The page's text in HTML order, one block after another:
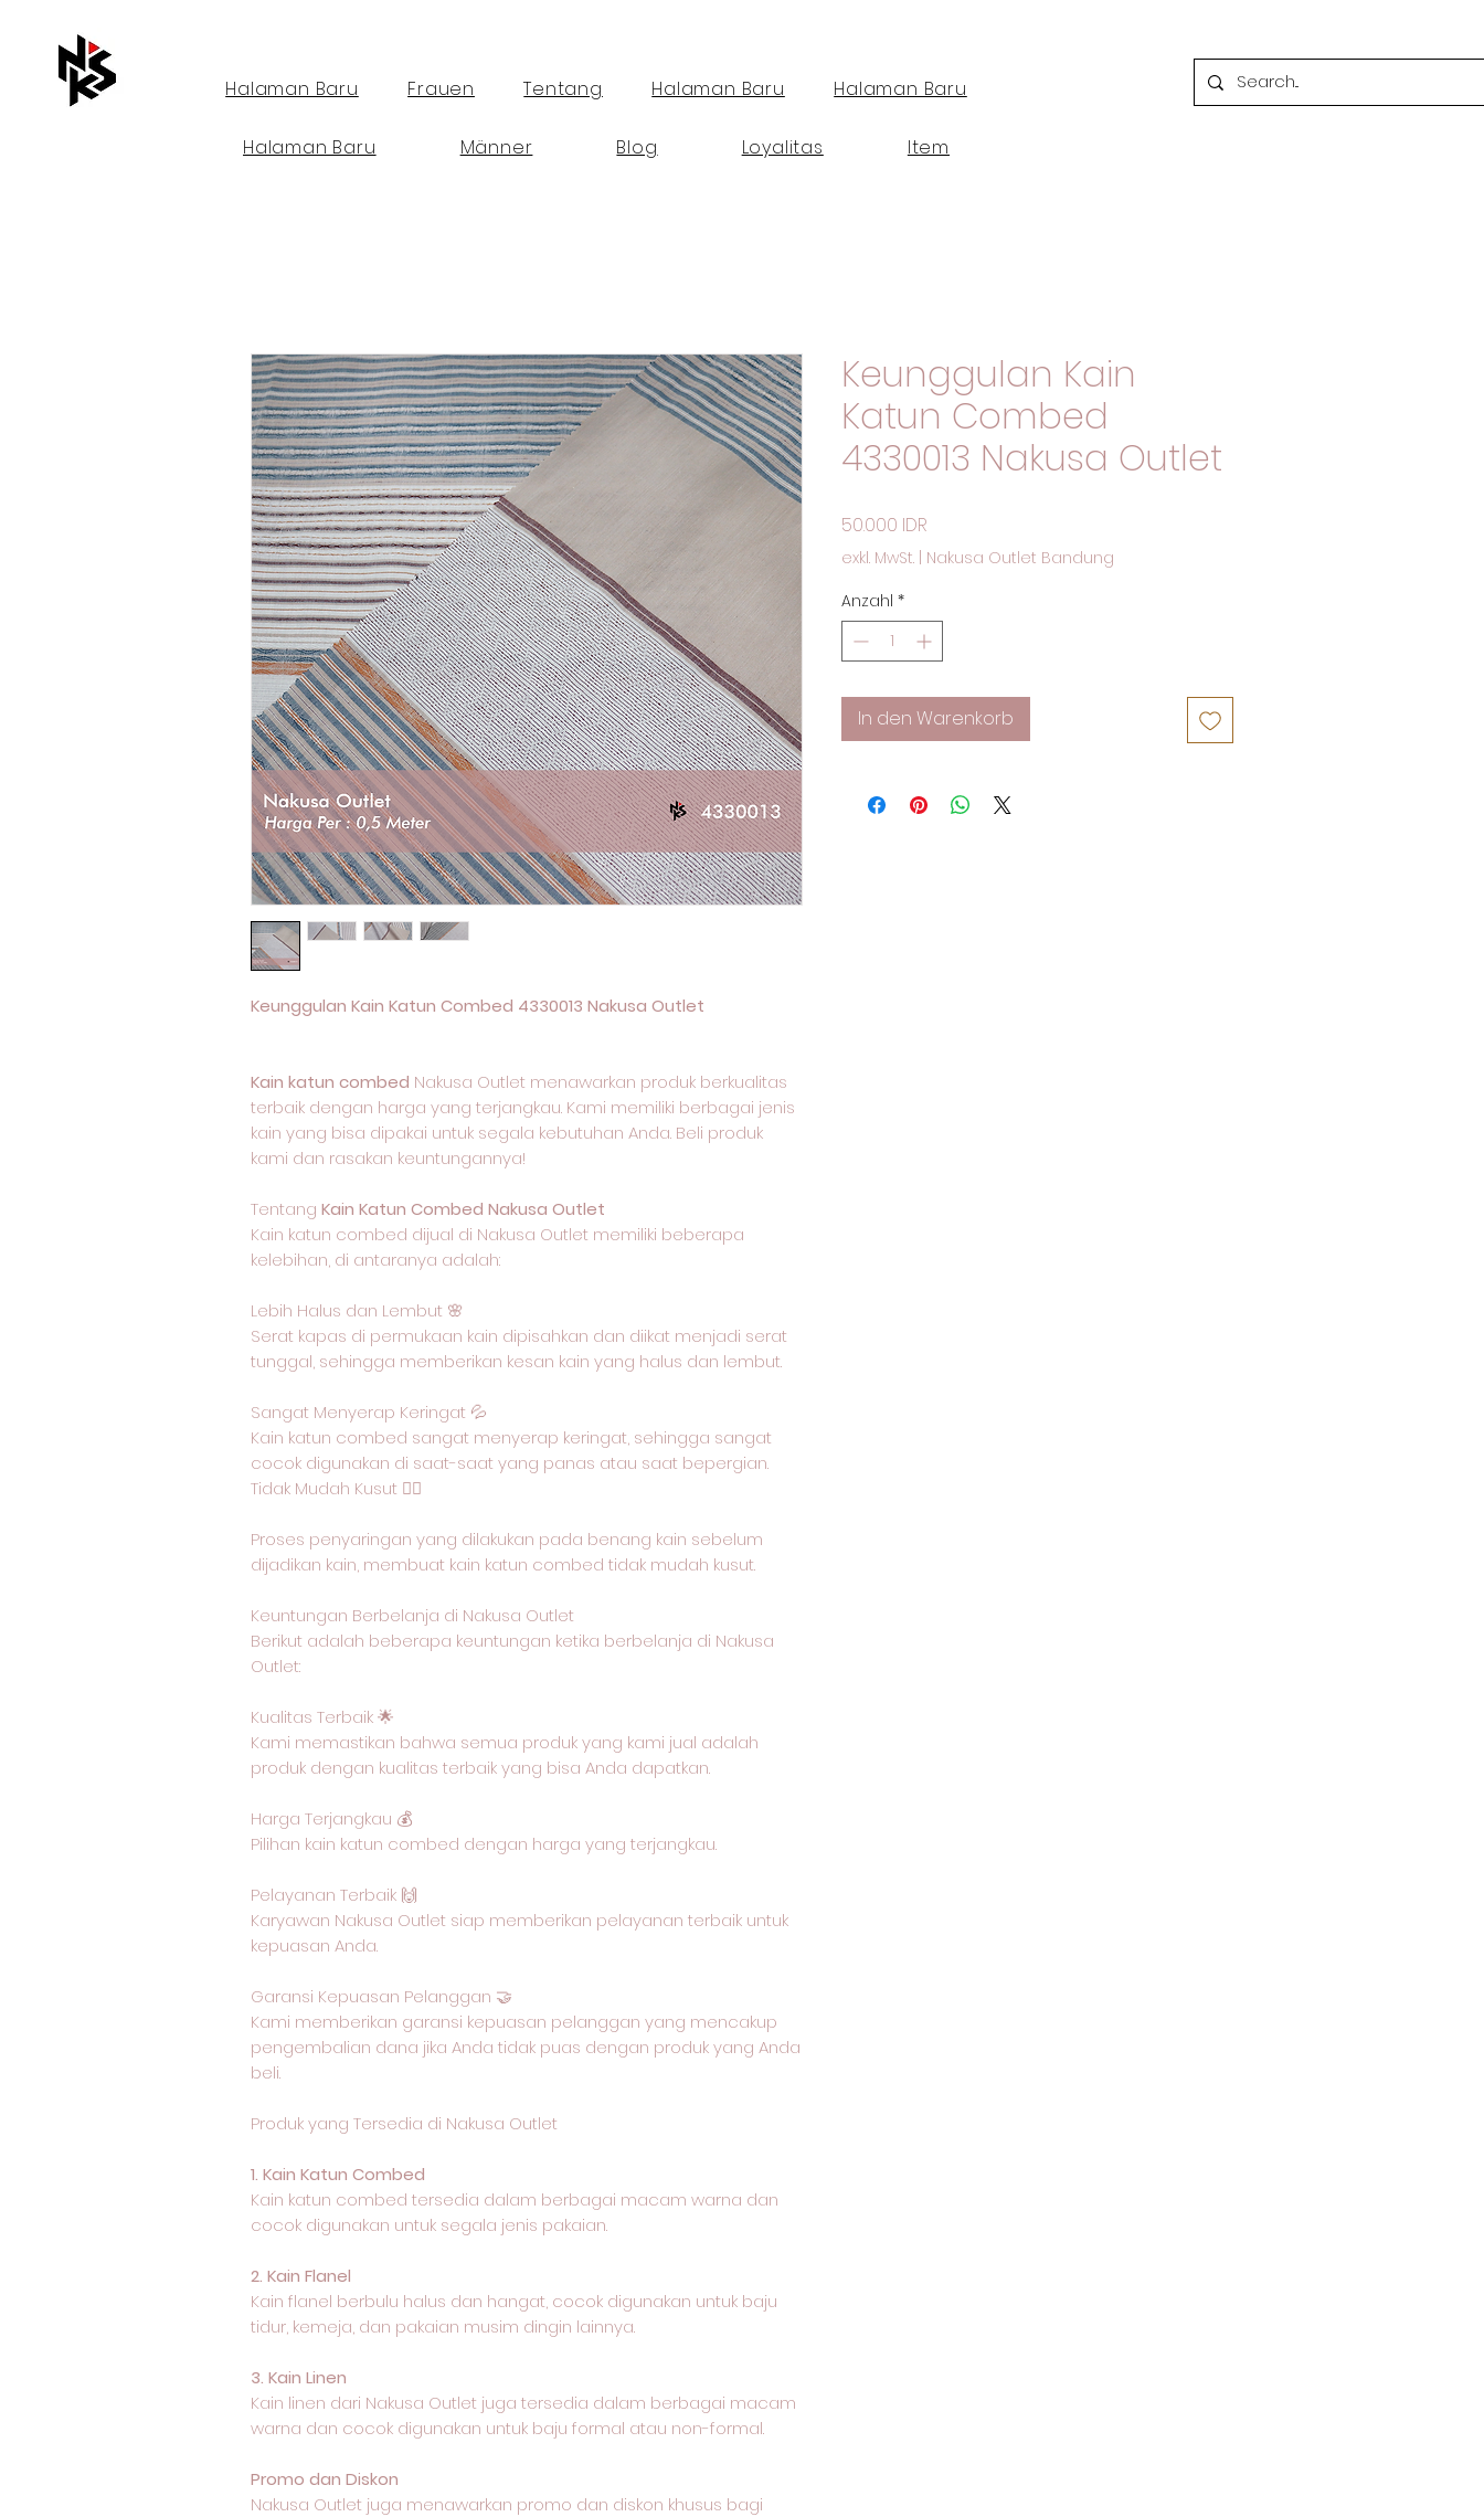
Halaman Baru Frauen Tentang Halaman Baru Halaman Baru
Halaman Baru Männer Blog Loyalitas Item
Keunggulan Kain Katun Combed 4330013 Nakusa Outlet
Kain katun combed Nakusa Outlet menawarkan produk berkualitas
terbaik dengan harga yang terjangkau. Kami memiliki berbagai jenis
kain yang bisa dipakai untuk segala kebutuhan Anda. Beli produk
kami dan rasakan keuntungannya!
Tentang Kain Katun Combed Nakusa Outlet
Kain katun combed dijual di Nakusa Outlet memiliki beberapa
kelebihan, di antaranya adalah:
Lebih Halus dan Lembut 🌸
Serat kapas di permukaan kain dipisahkan dan diikat menjadi serat
tunggal, sehingga memberikan kesan kain yang halus dan lembut.
Sangat Menyerap Keringat 💦
Kain katun combed sangat menyerap keringat, sehingga sangat
cocok digunakan di saat-saat yang panas atau saat bepergian.
Tidak Mudah Kusut 🙅‍♂️
Proses penyaringan yang dilakukan pada benang kain sebelum
dijadikan kain, membuat kain katun combed tidak mudah kusut.
Keuntungan Berbelanja di Nakusa Outlet
Berikut adalah beberapa keuntungan ketika berbelanja di Nakusa
Outlet:
Kualitas Terbaik 🌟
Kami memastikan bahwa semua produk yang kami jual adalah
produk dengan kualitas terbaik yang bisa Anda dapatkan.
Harga Terjangkau 💰
Pilihan kain katun combed dengan harga yang terjangkau.
Pelayanan Terbaik 🙌
Karyawan Nakusa Outlet siap memberikan pelayanan terbaik untuk
kepuasan Anda.
Garansi Kepuasan Pelanggan 🤝
Kami memberikan garansi kepuasan pelanggan yang mencakup
pengembalian dana jika Anda tidak puas dengan produk yang Anda
beli.
Produk yang Tersedia di Nakusa Outlet
1. Kain Katun Combed
Kain katun combed tersedia dalam berbagai macam warna dan
cocok digunakan untuk segala jenis pakaian.
2. Kain Flanel
Kain flanel berbulu halus dan hangat, cocok digunakan untuk baju
tidur, kemeja, dan pakaian musim dingin lainnya.
3. Kain Linen
Kain linen dari Nakusa Outlet juga tersedia dalam berbagai macam
warna dan cocok digunakan untuk baju formal atau non-formal.
Promo dan Diskon
Nakusa Outlet juga menawarkan promo dan diskon khusus bagi
Keunggulan Kain
Katun Combed
4330013 Nakusa Outlet
50.000 IDR
exkl. MwSt. Nakusa Outlet Bandung
Anzahl *
In den Warenkorb